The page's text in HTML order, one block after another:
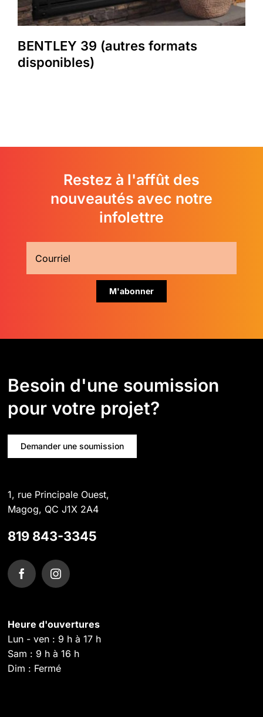
BENTLEY 39 (autres formats
disponibles)
Restez à l'affût des
nouveautés avec notre
infolettre
Besoin d'une soumission
pour votre projet?
Demander une soumission
1, rue Principale Ouest,
Magog, QC J1X 2A4
819 843-3345
Heure d'ouvertures
Lun - ven : 9 h à 17 h
Sam : 9 h à 16 h
Dim : Fermé